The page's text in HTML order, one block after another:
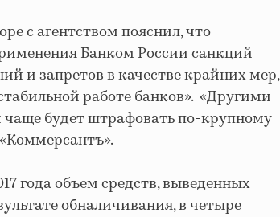
с агентством пояснил, что
Банком России санкций
и запретов в качестве крайних мер,
работе банков». «Другими
чаще будет штрафовать по-крупному
года объем средств, выведенных
обналичивания, в четыре